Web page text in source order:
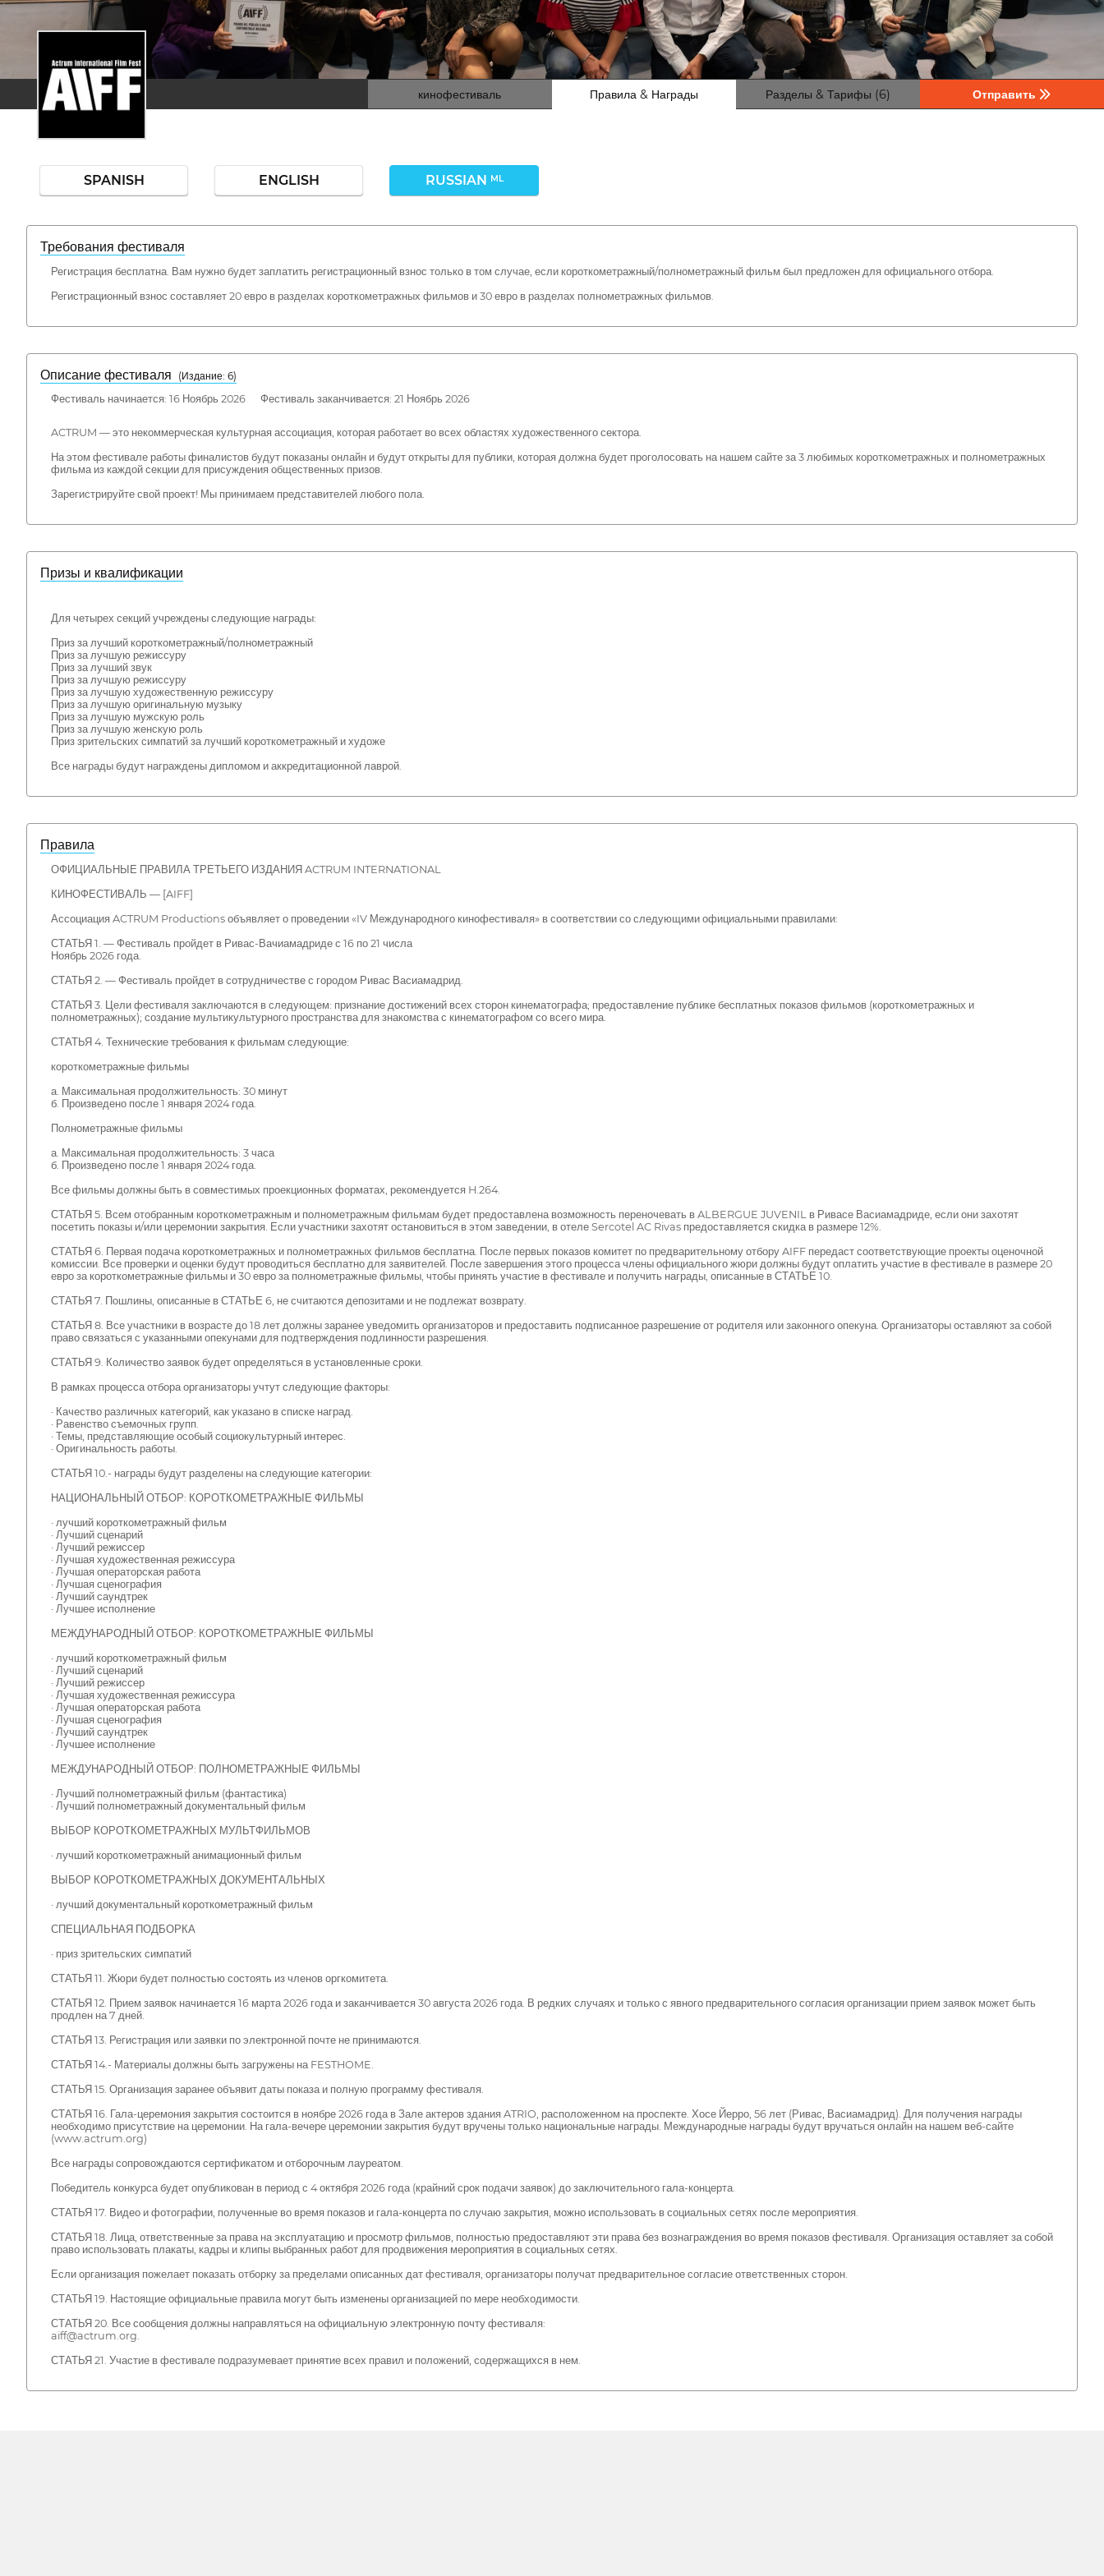
кинофестиваль Правила & Награды Разделы & Тарифы (6) Отправить
SPANISH ENGLISH RUSSIAN ML
Требования фестиваля
Регистрация бесплатна. Вам нужно будет заплатить регистрационный взнос только в том случае, если короткометражный/полнометражный фильм был предложен для официального отбора.
Регистрационный взнос составляет 20 евро в разделах короткометражных фильмов и 30 евро в разделах полнометражных фильмов.
Описание фестиваля
( Издание: 6)
Фестиваль начинается: 16 Ноябрь 2026 Фестиваль заканчивается: 21 Ноябрь 2026
ACTRUM — это некоммерческая культурная ассоциация, которая работает во всех областях художественного сектора.
На этом фестивале работы финалистов будут показаны онлайн и будут открыты для публики, которая должна будет проголосовать на нашем сайте за 3 любимых короткометражных и полнометражных
фильма из каждой секции для присуждения общественных призов.
Зарегистрируйте свой проект! Мы принимаем представителей любого пола.
Призы и квалификации
Для четырех секций учреждены следующие награды:
Приз за лучший короткометражный/полнометражный
Приз за лучшую режиссуру
Приз за лучший звук
Приз за лучшую режиссуру
Приз за лучшую художественную режиссуру
Приз за лучшую оригинальную музыку
Приз за лучшую мужскую роль
Приз за лучшую женскую роль
Приз зрительских симпатий за лучший короткометражный и художе
Все награды будут награждены дипломом и аккредитационной лаврой.
Правила
ОФИЦИАЛЬНЫЕ ПРАВИЛА ТРЕТЬЕГО ИЗДАНИЯ ACTRUM INTERNATIONAL
КИНОФЕСТИВАЛЬ — [AIFF]
Ассоциация ACTRUM Productions объявляет о проведении «IV Международного кинофестиваля» в соответствии со следующими официальными правилами:
СТАТЬЯ 1. — Фестиваль пройдет в Ривас-Вачиамадриде с 16 по 21 числа
Ноябрь 2026 года.
СТАТЬЯ 2. — Фестиваль пройдет в сотрудничестве с городом Ривас Васиамадрид.
СТАТЬЯ 3. Цели фестиваля заключаются в следующем: признание достижений всех сторон кинематографа; предоставление публике бесплатных показов фильмов (короткометражных и
полнометражных); создание мультикультурного пространства для знакомства с кинематографом со всего мира.
СТАТЬЯ 4. Технические требования к фильмам следующие:
короткометражные фильмы
а. Максимальная продолжительность: 30 минут
б. Произведено после 1 января 2024 года.
Полнометражные фильмы
а. Максимальная продолжительность: 3 часа
б. Произведено после 1 января 2024 года.
Все фильмы должны быть в совместимых проекционных форматах, рекомендуется H.264.
СТАТЬЯ 5. Всем отобранным короткометражным и полнометражным фильмам будет предоставлена возможность переночевать в ALBERGUE JUVENIL в Ривасе Васиамадриде, если они захотят
посетить показы и/или церемонии закрытия. Если участники захотят остановиться в этом заведении, в отеле Sercotel AC Rivas предоставляется скидка в размере 12%.
СТАТЬЯ 6. Первая подача короткометражных и полнометражных фильмов бесплатна. После первых показов комитет по предварительному отбору AIFF передаст соответствующие проекты оценочной
комиссии. Все проверки и оценки будут проводиться бесплатно для заявителей. После завершения этого процесса члены официального жюри должны будут оплатить участие в фестивале в размере 20
евро за короткометражные фильмы и 30 евро за полнометражные фильмы, чтобы принять участие в фестивале и получить награды, описанные в СТАТЬЕ 10.
СТАТЬЯ 7. Пошлины, описанные в СТАТЬЕ 6, не считаются депозитами и не подлежат возврату.
СТАТЬЯ 8. Все участники в возрасте до 18 лет должны заранее уведомить организаторов и предоставить подписанное разрешение от родителя или законного опекуна. Организаторы оставляют за собой
право связаться с указанными опекунами для подтверждения подлинности разрешения.
СТАТЬЯ 9. Количество заявок будет определяться в установленные сроки.
В рамках процесса отбора организаторы учтут следующие факторы:
· Качество различных категорий, как указано в списке наград.
· Равенство съемочных групп.
· Темы, представляющие особый социокультурный интерес.
· Оригинальность работы.
СТАТЬЯ 10.- награды будут разделены на следующие категории:
НАЦИОНАЛЬНЫЙ ОТБОР: КОРОТКОМЕТРАЖНЫЕ ФИЛЬМЫ
· лучший короткометражный фильм
· Лучший сценарий
· Лучший режиссер
· Лучшая художественная режиссура
· Лучшая операторская работа
· Лучшая сценография
· Лучший саундтрек
· Лучшее исполнение
МЕЖДУНАРОДНЫЙ ОТБОР: КОРОТКОМЕТРАЖНЫЕ ФИЛЬМЫ
· лучший короткометражный фильм
· Лучший сценарий
· Лучший режиссер
· Лучшая художественная режиссура
· Лучшая операторская работа
· Лучшая сценография
· Лучший саундтрек
· Лучшее исполнение
МЕЖДУНАРОДНЫЙ ОТБОР: ПОЛНОМЕТРАЖНЫЕ ФИЛЬМЫ
· Лучший полнометражный фильм (фантастика)
· Лучший полнометражный документальный фильм
ВЫБОР КОРОТКОМЕТРАЖНЫХ МУЛЬТФИЛЬМОВ
· лучший короткометражный анимационный фильм
ВЫБОР КОРОТКОМЕТРАЖНЫХ ДОКУМЕНТАЛЬНЫХ
· лучший документальный короткометражный фильм
СПЕЦИАЛЬНАЯ ПОДБОРКА
· приз зрительских симпатий
СТАТЬЯ 11. Жюри будет полностью состоять из членов оргкомитета.
СТАТЬЯ 12. Прием заявок начинается 16 марта 2026 года и заканчивается 30 августа 2026 года. В редких случаях и только с явного предварительного согласия организации прием заявок может быть
продлен на 7 дней.
СТАТЬЯ 13. Регистрация или заявки по электронной почте не принимаются.
СТАТЬЯ 14.- Материалы должны быть загружены на FESTHOME.
СТАТЬЯ 15. Организация заранее объявит даты показа и полную программу фестиваля.
СТАТЬЯ 16. Гала-церемония закрытия состоится в ноябре 2026 года в Зале актеров здания ATRIO, расположенном на проспекте. Хосе Йерро, 56 лет (Ривас, Васиамадрид). Для получения награды
необходимо присутствие на церемонии. На гала-вечере церемонии закрытия будут вручены только национальные награды. Международные награды будут вручаться онлайн на нашем веб-сайте
(www.actrum.org)
Все награды сопровождаются сертификатом и отборочным лауреатом.
Победитель конкурса будет опубликован в период с 4 октября 2026 года (крайний срок подачи заявок) до заключительного гала-концерта.
СТАТЬЯ 17. Видео и фотографии, полученные во время показов и гала-концерта по случаю закрытия, можно использовать в социальных сетях после мероприятия.
СТАТЬЯ 18. Лица, ответственные за права на эксплуатацию и просмотр фильмов, полностью предоставляют эти права без вознаграждения во время показов фестиваля. Организация оставляет за собой
право использовать плакаты, кадры и клипы выбранных работ для продвижения мероприятия в социальных сетях.
Если организация пожелает показать отборку за пределами описанных дат фестиваля, организаторы получат предварительное согласие ответственных сторон.
СТАТЬЯ 19. Настоящие официальные правила могут быть изменены организацией по мере необходимости.
СТАТЬЯ 20. Все сообщения должны направляться на официальную электронную почту фестиваля:
aiff@actrum.org.
СТАТЬЯ 21. Участие в фестивале подразумевает принятие всех правил и положений, содержащихся в нем.